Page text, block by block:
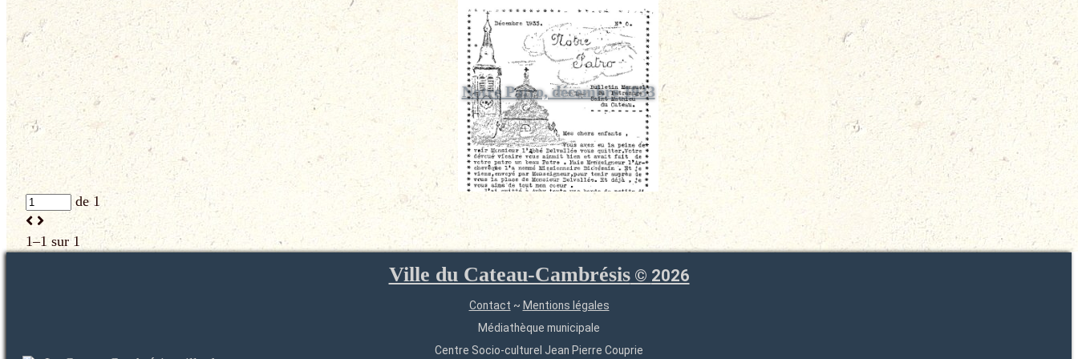
Notre Patro, décembre 1933
de 1
1–1 sur 1
Ville du Cateau-Cambrésis© 2026
Contact ~ Mentions légales
Médiathèque municipale
Centre Socio-culturel Jean Pierre Couprie